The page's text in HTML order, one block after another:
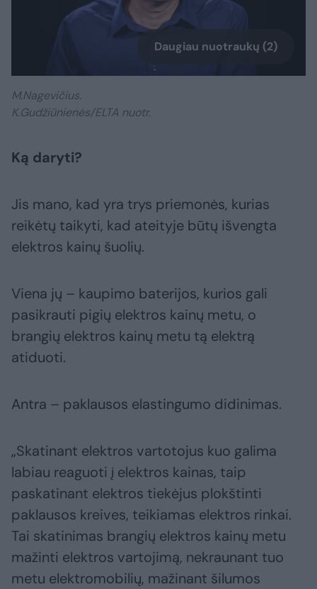
Daugiau nuotraukų (2)
M.Nagevičius.
K.Gudžiūnienės/ELTA nuotr.
Ką daryti?
Jis mano, kad yra trys priemonės, kurias
reikėtų taikyti, kad ateityje būtų išvengta
elektros kainų šuolių.
Viena jų – kaupimo baterijos, kurios gali
pasikrauti pigių elektros kainų metu, o
brangių elektros kainų metu tą elektrą
atiduoti.
Antra – paklausos elastingumo didinimas.
„Skatinant elektros vartotojus kuo galima
labiau reaguoti į elektros kainas, taip
paskatinant elektros tiekėjus plokštinti
paklausos kreives, teikiamas elektros rinkai.
Tai skatinimas brangių elektros kainų metu
mažinti elektros vartojimą, nekraunant tuo
metu elektromobilių, mažinant šilumos